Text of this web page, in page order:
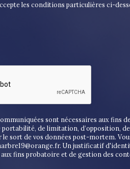
les conditions particulières ci-
sont nécessaires aux fins
de limitation, d’opposition,
sort de vos données post-mortem.
Un justificatif
fins probatoire et de gestion des